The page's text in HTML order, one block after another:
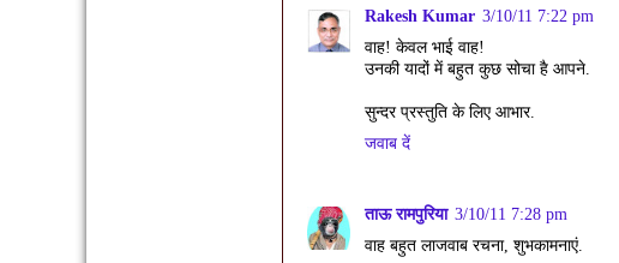
Rakesh Kumar 3/10/11 7:22 pm
वाह! केवल भाई वाह!
उनकी यादों में बहुत कुछ सोचा है आपने.
सुन्दर प्रस्तुति के लिए आभार.
जवाब दें
ताऊ रामपुरिया 3/10/11 7:28 pm
वाह बहुत लाजवाब रचना, शुभकामनाएं.